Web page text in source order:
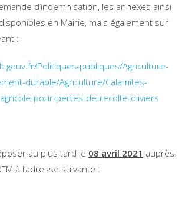
d’indemnisation, les annexes ainsi
en Mairie, mais également sur
:
Politiques-publiques/Agriculture-
durable/Agriculture/Calamites-
pour-pertes-de-recolte-oliviers
au plus tard le 08 avril 2021 auprès
à l’adresse suivante :